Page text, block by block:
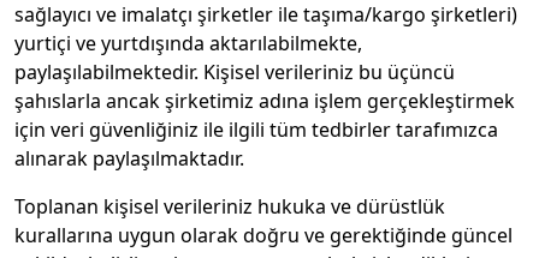
sağlayıcı ve imalatçı şirketler ile taşıma/kargo şirketleri)
yurtiçi ve yurtdışında aktarılabilmekte,
paylaşılabilmektedir. Kişisel verileriniz bu üçüncü
şahıslarla ancak şirketimiz adına işlem gerçekleştirmek
için veri güvenliğiniz ile ilgili tüm tedbirler tarafımızca
alınarak paylaşılmaktadır.
Toplanan kişisel verileriniz hukuka ve dürüstlük
kurallarına uygun olarak doğru ve gerektiğinde güncel